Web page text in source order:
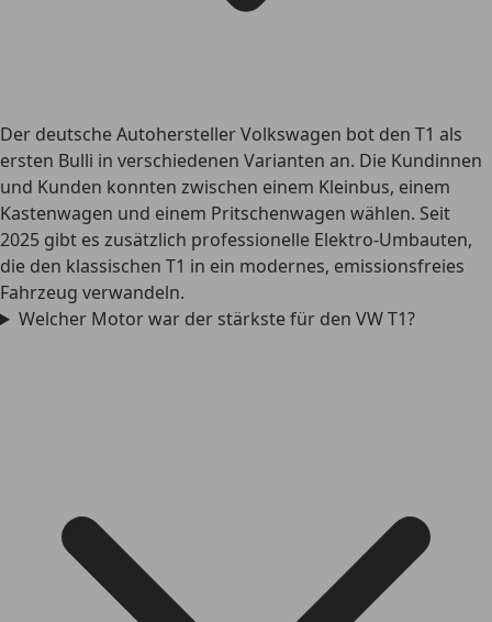
Der deutsche Autohersteller Volkswagen bot den T1 als
ersten Bulli in verschiedenen Varianten an. Die Kundinnen
und Kunden konnten zwischen einem Kleinbus, einem
Kastenwagen und einem Pritschenwagen wählen. Seit
2025 gibt es zusätzlich professionelle Elektro-Umbauten,
die den klassischen T1 in ein modernes, emissionsfreies
Fahrzeug verwandeln.
Welcher Motor war der stärkste für den VW T1?